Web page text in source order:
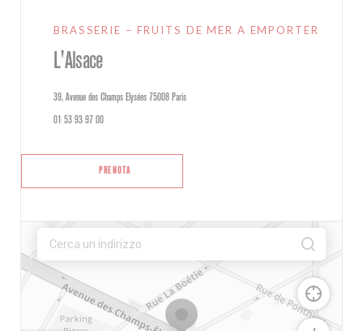
BRASSERIE – FRUITS DE MER A EMPORTER
L'Alsace
39, Avenue des Champs Elysées 75008 Paris((apre una nuova finestra))
01 53 93 97 00
PRENOTA